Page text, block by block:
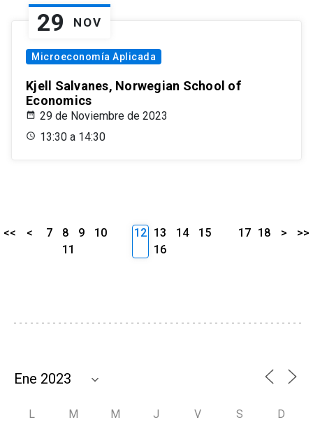
29 NOV
Microeconomía Aplicada
Kjell Salvanes, Norwegian School of
Economics
29 de Noviembre de 2023
13:30 a 14:30
<< < 7 8 9
10
11
12 13 14
15
16
17 18 > >>
L M M J V S D